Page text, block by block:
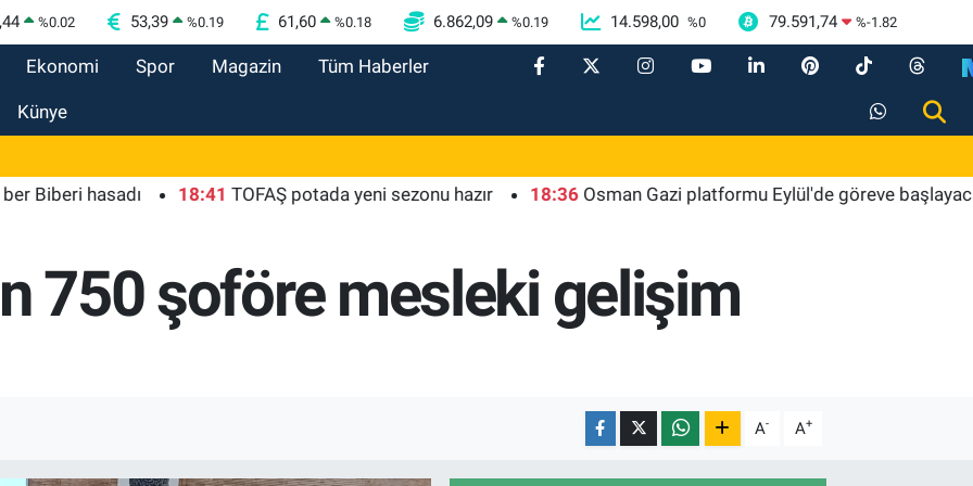
%0.02 53,39 %0.19 61,60 %0.18 6.862,09 %0.19 14.598,00 %0 79.591,74 %-1.82
Ekonomi Spor Magazin Tüm Haberler
Künye
hasadı 18:41 TOFAŞ potada yeni sezonu hazır 18:36 Osman Gazi platformu Eylül'de göreve başlayacak...
750 şoföre mesleki gelişim
A- A+